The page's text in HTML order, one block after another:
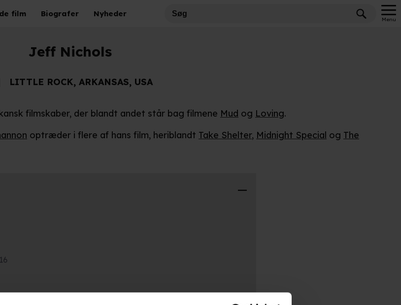
film Biografer Nyheder
Menu
Jeff Nichols
LITTLE ROCK, ARKANSAS, USA
filmskaber, der blandt andet står bag filmene Mud og Loving.
optræder i flere af hans film, heriblandt Take Shelter, Midnight Special og The